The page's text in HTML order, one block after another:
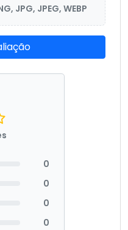
JPG, JPEG, WEBP
0
0
0
0